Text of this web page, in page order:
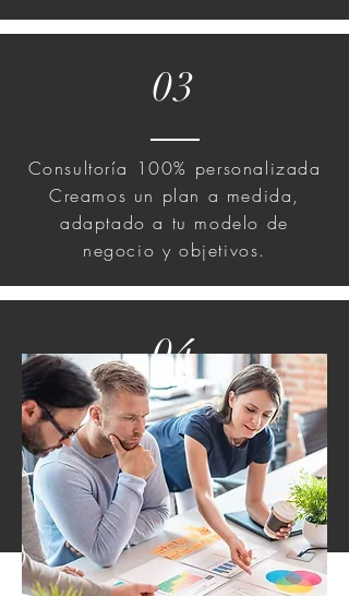
03
Consultoría 100% personalizada
Creamos un plan a medida,
adaptado a tu modelo de
negocio y objetivos.
04
Transformamos empresas
Nuestro enfoque va más allá de
resolver problemas: desarrollamos
todo el potencial de tu negocio.